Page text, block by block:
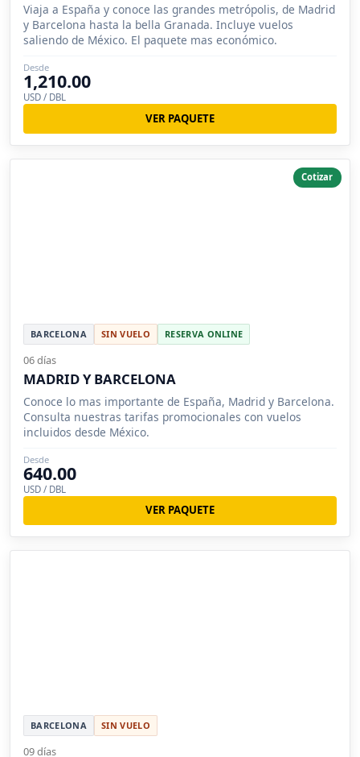
Viaja a España y conoce las grandes metrópolis, de Madrid
y Barcelona hasta la bella Granada. Incluye vuelos
saliendo de México. El paquete mas económico.
Desde
1,210.00
USD / DBL
VER PAQUETE
Cotizar
BARCELONA SIN VUELO RESERVA ONLINE
06 días
MADRID Y BARCELONA
Conoce lo mas importante de España, Madrid y Barcelona.
Consulta nuestras tarifas promocionales con vuelos
incluidos desde México.
Desde
640.00
USD / DBL
VER PAQUETE
BARCELONA SIN VUELO
09 días